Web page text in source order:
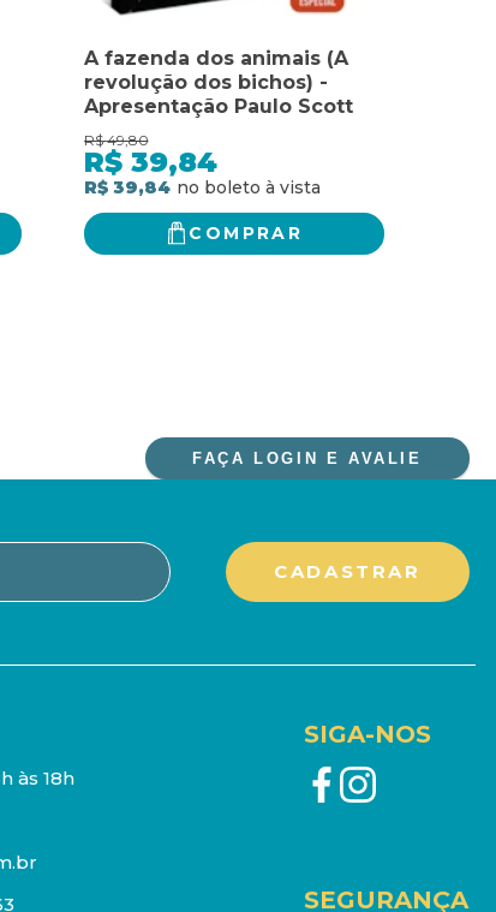
A fazenda dos animais (A
revolução dos bichos) -
Apresentação Paulo Scott
R$ 49,80
R$ 39,84
R$ 39,84
COMPRAR
FAÇA LOGIN E AVALIE
às 18h
SIGA-NOS
SEGURANÇA